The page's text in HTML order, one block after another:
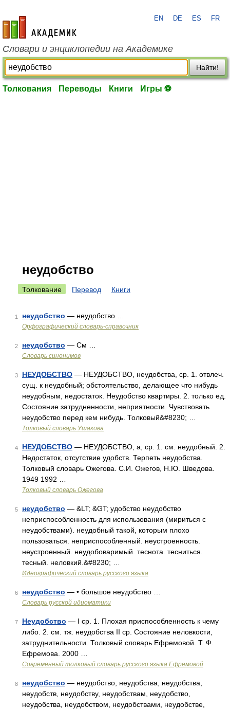
academic.ru
EN DE ES FR
Словари и энциклопедии на Академике
Найти!
Толкования Переводы Книги Игры ⚽
неудобство
Толкование Перевод Книги
1 неудобство — неудобство …
Орфографический словарь-справочник
2 неудобство — См …
Словарь синонимов
3 НЕУДОБСТВО — НЕУДОБСТВО, неудобства, ср. 1. отвлеч.
сущ. к неудобный; обстоятельство, делающее что нибудь
неудобным, недостаток. Неудобство квартиры. 2. только ед.
Состояние затрудненности, неприятности. Чувствовать
неудобство перед кем нибудь. Толковый&#8230; …
Толковый словарь Ушакова
4 НЕУДОБСТВО — НЕУДОБСТВО, а, ср. 1. см. неудобный. 2.
Недостаток, отсутствие удобств. Терпеть неудобства.
Толковый словарь Ожегова. С.И. Ожегов, Н.Ю. Шведова.
1949 1992 …
Толковый словарь Ожегова
5 неудобство — &LT; &GT; удобство неудобство
неприспособленность для использования (мириться с
неудобствами). неудобный такой, которым плохо
пользоваться. неприспособленный. неустроенность.
неустроенный. неудобоваримый. теснота. тесниться.
тесный. неловкий.&#8230; …
Идеографический словарь русского языка
6 неудобство — • большое неудобство …
Словарь русской идиоматики
7 Неудобство — I ср. 1. Плохая приспособленность к чему
либо. 2. см. тж. неудобства II ср. Состояние неловкости,
затруднительности. Толковый словарь Ефремовой. Т. Ф.
Ефремова. 2000 …
Современный толковый словарь русского языка Ефремовой
8 неудобство — неудобство, неудобства, неудобства,
неудобств, неудобству, неудобствам, неудобство,
неудобства, неудобством, неудобствами, неудобстве,